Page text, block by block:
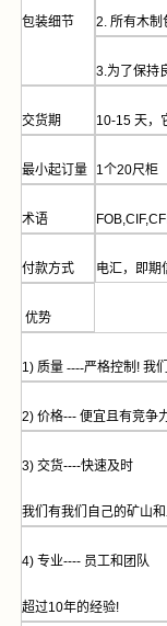
包装细节 2.所有木制
3.为了保持
交货期 10-15 天，
最小起订量 1个20尺柜
术语
付款方式 电汇，即期
优势
1) 质量 ----严格控制 ! 我
2) 价格--- 便宜且有竞争
3) 交货----快速及时
我们有我们自己的矿山
4) 专业---- 员工和团队
超过10年的经验!